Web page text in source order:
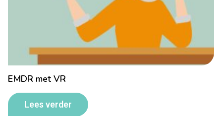
EMDR met VR
Lees verder